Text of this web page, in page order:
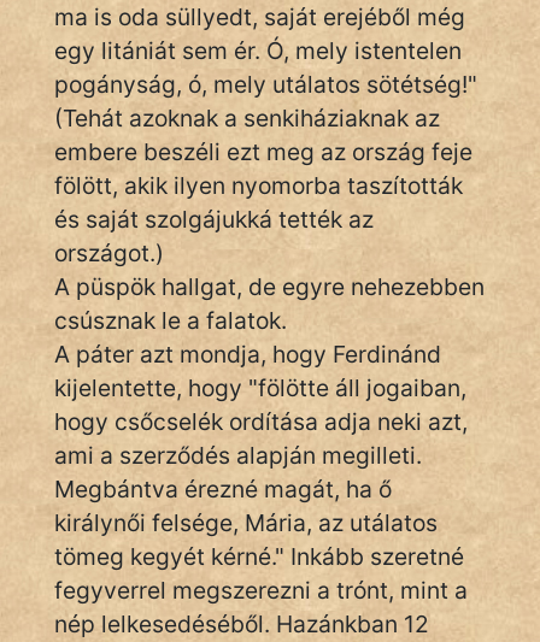
FILM
ÉLETMÓD
MAGYARSÁG
És
TÖRTÉNELEM
Népszerű szerzőink:
cinege
fantom
Hunor
Jób Gedeon
Láron Ádám
mikkamakka
ma is oda süllyedt, saját erejéből még
egy litániát sem ér. Ó, mely istentelen
pogányság, ó, mely utálatos sötétség!"
(Tehát azoknak a senkiháziaknak az
embere beszéli ezt meg az ország feje
fölött, akik ilyen nyomorba taszították
és saját szolgájukká tették az
országot.)
A püspök hallgat, de egyre nehezebben
csúsznak le a falatok.
A páter azt mondja, hogy Ferdinánd
kijelentette, hogy "fölötte áll jogaiban,
hogy csőcselék ordítása adja neki azt,
ami a szerződés alapján megilleti.
Megbántva érezné magát, ha ő
királynői felsége, Mária, az utálatos
tömeg kegyét kérné." Inkább szeretné
fegyverrel megszerezni a trónt, mint a
nép lelkesedéséből. Hazánkban 12